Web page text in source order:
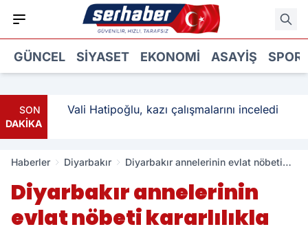
GÜNCEL SIYASET EKONOMI ASAYIŞ SPOR
SON
DAKİKA
Vali Hatipoğlu, kazı çalışmalarını inceledi
Haberler Diyarbakır
Diyarbakır annelerinin evlat nöbeti
Diyarbakır annelerinin
evlat nöbeti kararlılıkla